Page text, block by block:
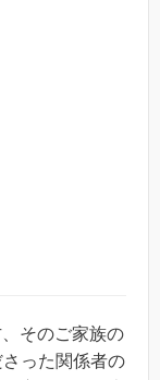
そのご家族の
った関係者の